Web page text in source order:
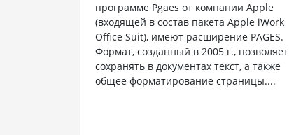
программе Pgaes от компании Apple
(входящей в состав пакета Apple iWork
Office Suit), имеют расширение PAGES.
Формат, созданный в 2005 г., позволяет
сохранять в документах текст, а также
общее форматирование страницы....